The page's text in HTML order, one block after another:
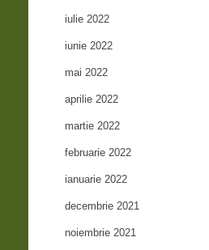
iulie 2022
iunie 2022
mai 2022
aprilie 2022
martie 2022
februarie 2022
ianuarie 2022
decembrie 2021
noiembrie 2021